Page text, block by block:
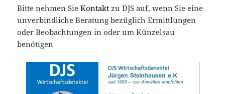
Bitte nehmen Sie Kontakt zu DJS auf, wenn Sie eine
unverbindliche Beratung bezüglich Ermittlungen
oder Beobachtungen in oder um Künzelsau
benötigen